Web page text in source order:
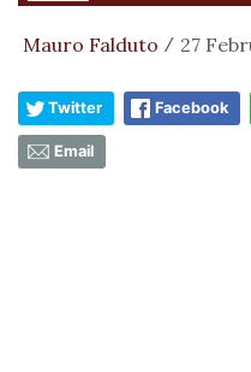
Mauro Falduto / 27
Twitter Facebook
Email